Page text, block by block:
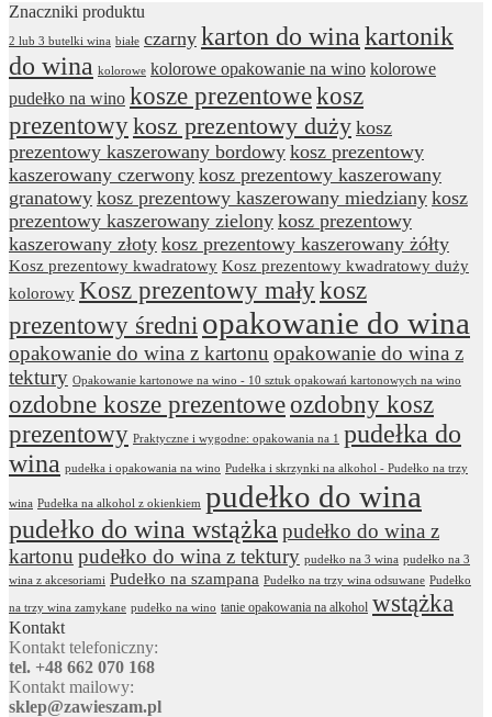
Znaczniki produktu
2 lub 3 butelki wina białe czarny karton do wina kartonik
do wina kolorowe kolorowe opakowanie na wino kolorowe
pudełko na wino kosze prezentowekosz
prezentowykosz prezentowy duży kosz
prezentowy kaszerowany bordowy kosz prezentowy
kaszerowany czerwony kosz prezentowy kaszerowany
granatowy kosz prezentowy kaszerowany miedziany kosz
prezentowy kaszerowany zielony kosz prezentowy
kaszerowany złoty kosz prezentowy kaszerowany żółty
Kosz prezentowy kwadratowy Kosz prezentowy kwadratowy duży
kolorowy Kosz prezentowy małykosz
prezentowy średni opakowanie do wina
opakowanie do wina z kartonu opakowanie do wina z
tektury Opakowanie kartonowe na wino - 10 sztuk opakowań kartonowych na wino
ozdobne kosze prezentoweozdobny kosz
prezentowy Praktyczne i wygodne: opakowania na 1
pudełka do
wina pudełka i opakowania na wino Pudełka i skrzynki na alkohol - Pudełko na trzy
wina Pudełka na alkohol z okienkiem pudełko do wina
pudełko do wina wstążka pudełko do wina z
kartonu pudełko do wina z tektury pudełko na 3 wina pudełko na 3
wina z akcesoriami Pudełko na szampana Pudełko na trzy wina odsuwane Pudełko
na trzy wina zamykane pudełko na wino tanie opakowania na alkohol wstążka
Kontakt
Kontakt telefoniczny:
tel. +48 662 070 168
Kontakt mailowy:
sklep@zawieszam.pl